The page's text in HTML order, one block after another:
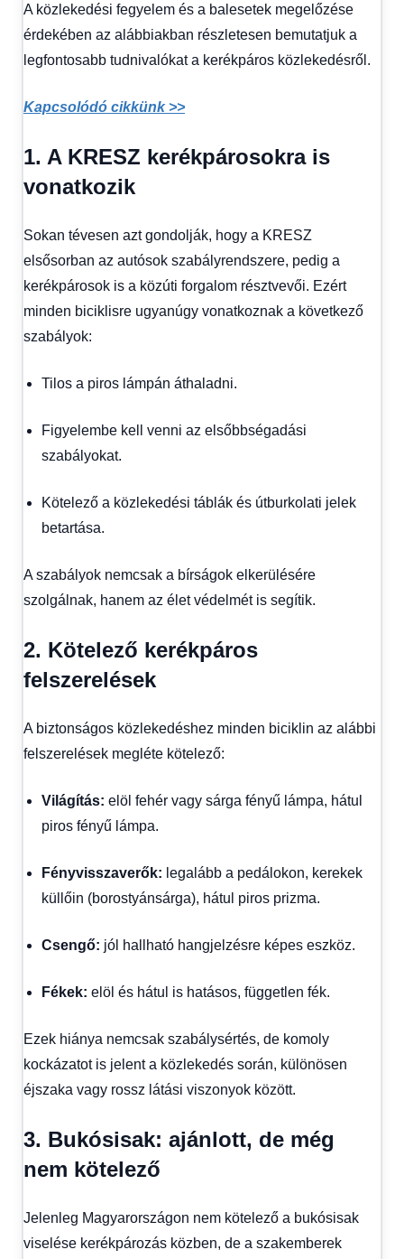
A közlekedési fegyelem és a balesetek megelőzése
érdekében az alábbiakban részletesen bemutatjuk a
legfontosabb tudnivalókat a kerékpáros közlekedésről.
Kapcsolódó cikkünk >>
1. A KRESZ kerékpárosokra is
vonatkozik
Sokan tévesen azt gondolják, hogy a KRESZ
elsősorban az autósok szabályrendszere, pedig a
kerékpárosok is a közúti forgalom résztvevői. Ezért
minden biciklisre ugyanúgy vonatkoznak a következő
szabályok:
Tilos a piros lámpán áthaladni.
Figyelembe kell venni az elsőbbségadási
szabályokat.
Kötelező a közlekedési táblák és útburkolati jelek
betartása.
A szabályok nemcsak a bírságok elkerülésére
szolgálnak, hanem az élet védelmét is segítik.
2. Kötelező kerékpáros
felszerelések
A biztonságos közlekedéshez minden biciklin az alábbi
felszerelések megléte kötelező:
Világítás: elöl fehér vagy sárga fényű lámpa, hátul
piros fényű lámpa.
Fényvisszaverők: legalább a pedálokon, kerekek
küllőin (borostyánsárga), hátul piros prizma.
Csengő: jól hallható hangjelzésre képes eszköz.
Fékek: elöl és hátul is hatásos, független fék.
Ezek hiánya nemcsak szabálysértés, de komoly
kockázatot is jelent a közlekedés során, különösen
éjszaka vagy rossz látási viszonyok között.
3. Bukósisak: ajánlott, de még
nem kötelező
Jelenleg Magyarországon nem kötelező a bukósisak
viselése kerékpározás közben, de a szakemberek